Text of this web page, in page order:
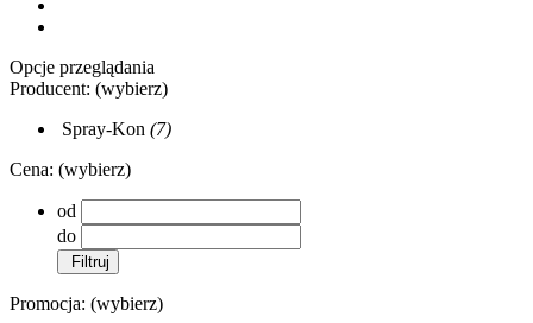
Opcje przeglądania
Producent: (wybierz)
Spray-Kon (7)
Cena: (wybierz)
od
do
Filtruj
Promocja: (wybierz)